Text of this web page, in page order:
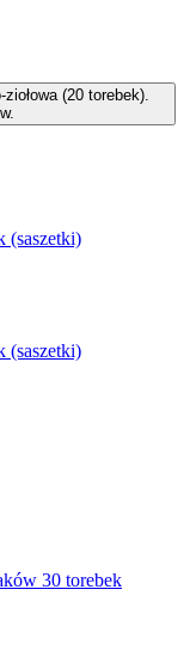
(20 torebek).
(saszetki)
(saszetki)
30 torebek